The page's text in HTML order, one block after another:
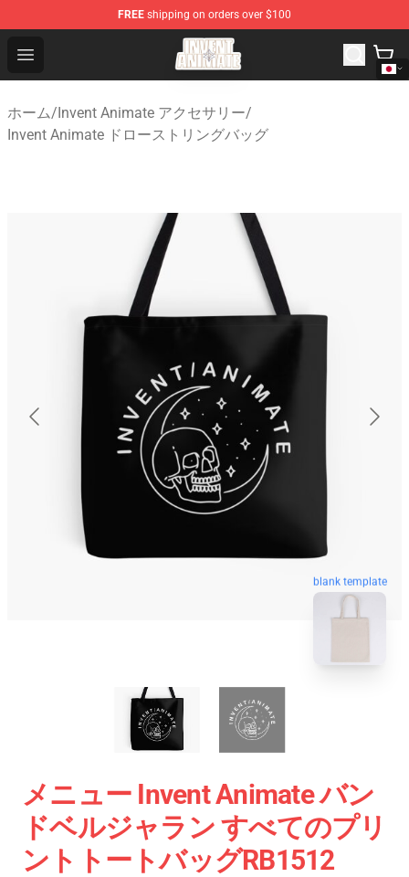
FREE shipping on orders over $100
Open menu
Invent Animate Shop - Official Invent Animate
ホーム/Invent Animate アクセサリー/
Invent Animate ドローストリングバッグ
blank template
メニュー Invent Animate バン
ドベルジャラン すべてのプリ
ントトートバッグRB1512